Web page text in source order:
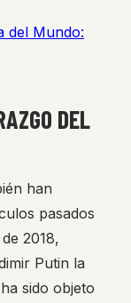
del Mundo:
DEL
han
pasados
2018,
Putin la
sido objeto